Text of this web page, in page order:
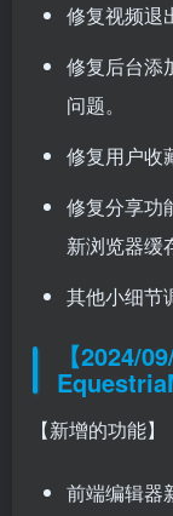
修复视频退
修复后台添
问题。
修复用户收
修复分享功
新浏览器缓
其他小细节
【2024/
【新增的功能】
前端编辑器